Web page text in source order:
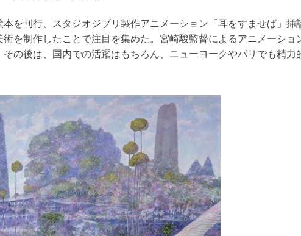
を刊行、スタジオジブリ製作アニメーション「耳をすませば」挿
術を制作したことで注目を集めた。宮崎駿監督によるアニメーショ
その後は、国内での活躍はもちろん、ニューヨークやパリでも精力